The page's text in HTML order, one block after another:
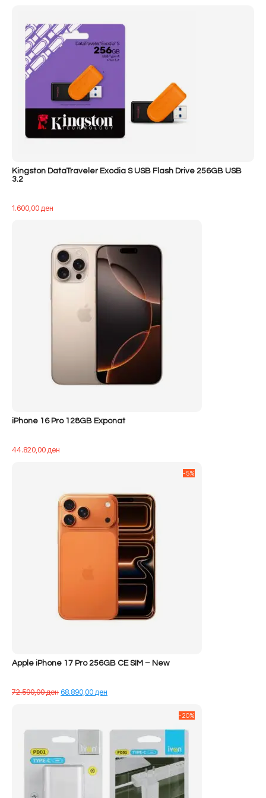
Kingston DataTraveler Exodia S USB Flash Drive 256GB USB
3.2
1.600,00ден
iPhone 16 Pro 128GB Exponat
44.820,00ден
Apple iPhone 17 Pro 256GB CE SIM – New
72.590,00денÇmimi
68.890,00ден
68.890,00 ден.
-5%
-20%